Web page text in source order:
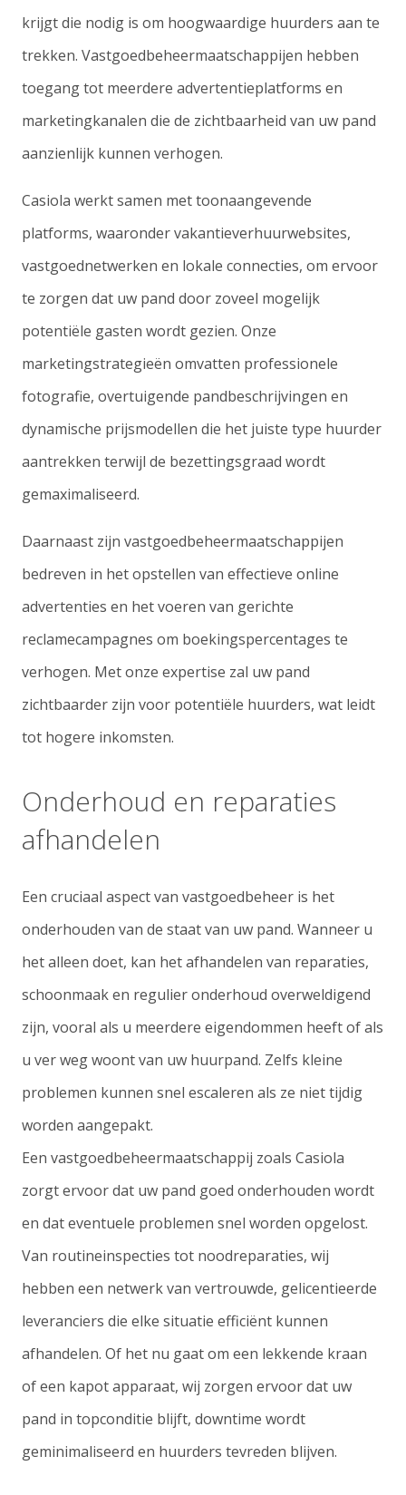
krijgt die nodig is om hoogwaardige huurders aan te
trekken. Vastgoedbeheermaatschappijen hebben
toegang tot meerdere advertentieplatforms en
marketingkanalen die de zichtbaarheid van uw pand
aanzienlijk kunnen verhogen.
Casiola werkt samen met toonaangevende
platforms, waaronder vakantieverhuurwebsites,
vastgoednetwerken en lokale connecties, om ervoor
te zorgen dat uw pand door zoveel mogelijk
potentiële gasten wordt gezien. Onze
marketingstrategieën omvatten professionele
fotografie, overtuigende pandbeschrijvingen en
dynamische prijsmodellen die het juiste type huurder
aantrekken terwijl de bezettingsgraad wordt
gemaximaliseerd.
Daarnaast zijn vastgoedbeheermaatschappijen
bedreven in het opstellen van effectieve online
advertenties en het voeren van gerichte
reclamecampagnes om boekingspercentages te
verhogen. Met onze expertise zal uw pand
zichtbaarder zijn voor potentiële huurders, wat leidt
tot hogere inkomsten.
Onderhoud en reparaties
afhandelen
Een cruciaal aspect van vastgoedbeheer is het
onderhouden van de staat van uw pand. Wanneer u
het alleen doet, kan het afhandelen van reparaties,
schoonmaak en regulier onderhoud overweldigend
zijn, vooral als u meerdere eigendommen heeft of als
u ver weg woont van uw huurpand. Zelfs kleine
problemen kunnen snel escaleren als ze niet tijdig
worden aangepakt.
Een vastgoedbeheermaatschappij zoals Casiola
zorgt ervoor dat uw pand goed onderhouden wordt
en dat eventuele problemen snel worden opgelost.
Van routineinspecties tot noodreparaties, wij
hebben een netwerk van vertrouwde, gelicentieerde
leveranciers die elke situatie efficiënt kunnen
afhandelen. Of het nu gaat om een lekkende kraan
of een kapot apparaat, wij zorgen ervoor dat uw
pand in topconditie blijft, downtime wordt
geminimaliseerd en huurders tevreden blijven.